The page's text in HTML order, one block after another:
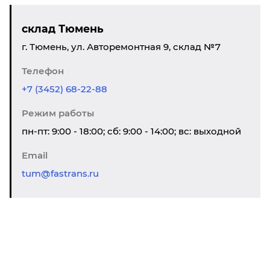
склад Тюмень
г. Тюмень, ул. Авторемонтная 9, склад №7
Телефон
+7 (3452) 68-22-88
Режим работы
пн-пт: 9:00 - 18:00; сб: 9:00 - 14:00; вс: выходной
Email
tum@fastrans.ru